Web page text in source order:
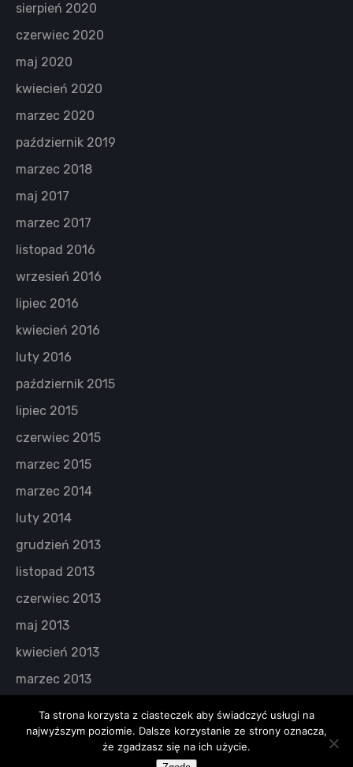
sierpień 2020
czerwiec 2020
maj 2020
kwiecień 2020
marzec 2020
październik 2019
marzec 2018
maj 2017
marzec 2017
listopad 2016
wrzesień 2016
lipiec 2016
kwiecień 2016
luty 2016
październik 2015
lipiec 2015
czerwiec 2015
marzec 2015
marzec 2014
luty 2014
grudzień 2013
listopad 2013
czerwiec 2013
maj 2013
kwiecień 2013
marzec 2013
Ta strona korzysta z ciasteczek aby świadczyć usługi na
najwyższym poziomie. Dalsze korzystanie ze strony oznacza,
że zgadzasz się na ich użycie.